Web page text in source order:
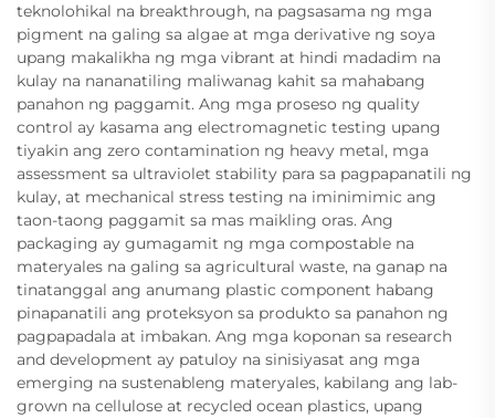
teknolohikal na breakthrough, na pagsasama ng mga
pigment na galing sa algae at mga derivative ng soya
upang makalikha ng mga vibrant at hindi madadim na
kulay na nananatiling maliwanag kahit sa mahabang
panahon ng paggamit. Ang mga proseso ng quality
control ay kasama ang electromagnetic testing upang
tiyakin ang zero contamination ng heavy metal, mga
assessment sa ultraviolet stability para sa pagpapanatili ng
kulay, at mechanical stress testing na iminimimic ang
taon-taong paggamit sa mas maikling oras. Ang
packaging ay gumagamit ng mga compostable na
materyales na galing sa agricultural waste, na ganap na
tinatanggal ang anumang plastic component habang
pinapanatili ang proteksyon sa produkto sa panahon ng
pagpapadala at imbakan. Ang mga koponan sa research
and development ay patuloy na sinisiyasat ang mga
emerging na sustenableng materyales, kabilang ang lab-
grown na cellulose at recycled ocean plastics, upang